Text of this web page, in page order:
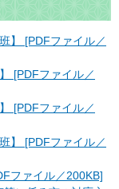
】 [PDFファイル／
[PDFファイル／
[PDFファイル／
】 [PDFファイル／
ファイル／200KB]